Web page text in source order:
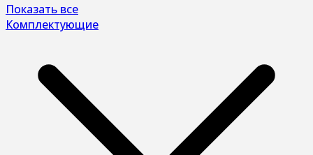
Показать все
Комплектующие